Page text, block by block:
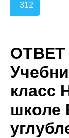
312
ОТВЕТ
класс
школе